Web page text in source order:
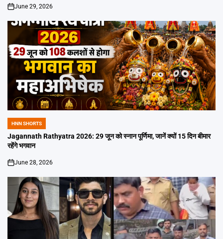
on
June 29, 2026
POSTED
IN
HNN SHORTS
Jagannath Rathyatra 2026: 29 जून को स्नान पूर्णिमा, जानें क्यों 15 दिन बीमार
रहेंगे भगवान
on
June 28, 2026